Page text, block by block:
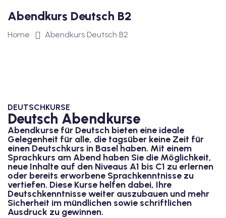
A2
Deutsch A2
B1
Deutsch B1
B1
Deutsch B2
Abendkurs Deutsch B2
Home Abendkurs Deutsch B2
DEUTSCHKURSE
Deutsch Abendkurse
Abendkurse für Deutsch bieten eine ideale
Gelegenheit für alle, die tagsüber keine Zeit für
einen Deutschkurs in Basel haben. Mit einem
Sprachkurs am Abend haben Sie die Möglichkeit,
neue Inhalte auf den Niveaus A1 bis C1 zu erlernen
oder bereits erworbene Sprachkenntnisse zu
vertiefen. Diese Kurse helfen dabei, Ihre
Deutschkenntnisse weiter auszubauen und mehr
Sicherheit im mündlichen sowie schriftlichen
Ausdruck zu gewinnen.